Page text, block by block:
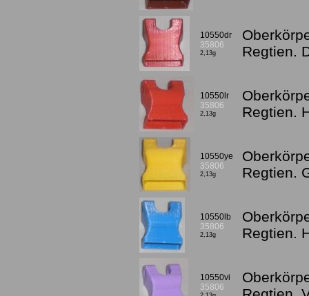
10550dr
35806
2,13g
Regtien.
10550lr
35806
2,13g
Regtien.
10550ye
35806
2,13g
Regtien.
10550lb
35806
2,13g
Regtien.
10550vi
35806